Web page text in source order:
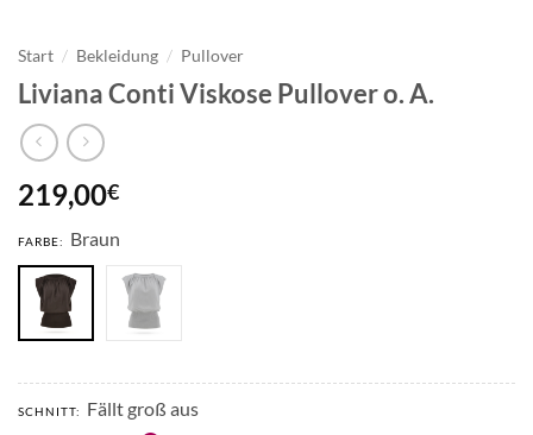
Start / Bekleidung / Pullover
Liviana Conti Viskose Pullover o. A.
219,00€
FARBE: Braun
SCHNITT: Fällt groß aus